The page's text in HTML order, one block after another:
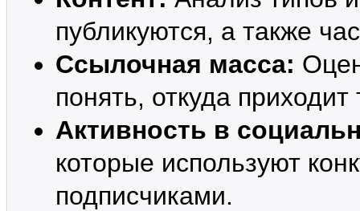
публикуются, а также
Ссылочная масса:
понять, откуда
Активность в
которые используют
подписчиками.